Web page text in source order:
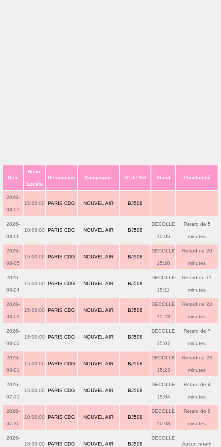
Date
Heure
Locale
Destination Compagnie N° de Vol Statut Ponctualité
2026-
08-07
15:00:00 PARIS CDG NOUVEL AIR BJ508
2026-
08-06
10:00:00 PARIS CDG NOUVEL AIR BJ508
DECOLLE
10:05
Retard de 5
minutes
2026-
08-05
15:00:00 PARIS CDG NOUVEL AIR BJ508
DECOLLE
15:20
Retard de 20
minutes
2026-
08-04
15:00:00 PARIS CDG NOUVEL AIR BJ508
DECOLLE
15:11
Retard de 11
minutes
2026-
08-03
15:00:00 PARIS CDG NOUVEL AIR BJ508
DECOLLE
15:23
Retard de 23
minutes
2026-
08-02
15:00:00 PARIS CDG NOUVEL AIR BJ508
DECOLLE
15:07
Retard de 7
minutes
2026-
08-01
15:00:00 PARIS CDG NOUVEL AIR BJ508
DECOLLE
15:23
Retard de 23
minutes
2026-
07-31
15:00:00 PARIS CDG NOUVEL AIR BJ508
DECOLLE
15:04
Retard de 4
minutes
2026-
07-30
10:00:00 PARIS CDG NOUVEL AIR BJ508
DECOLLE
10:08
Retard de 8
minutes
2026-
15:00:00 PARIS CDG NOUVEL AIR BJ508
DECOLLE
Aucun retard